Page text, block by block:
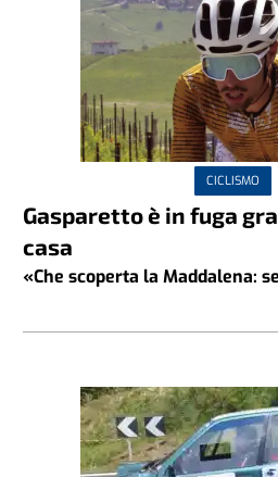
CICLISMO
Gasparetto è in fuga
casa
«Che scoperta la Maddalena: